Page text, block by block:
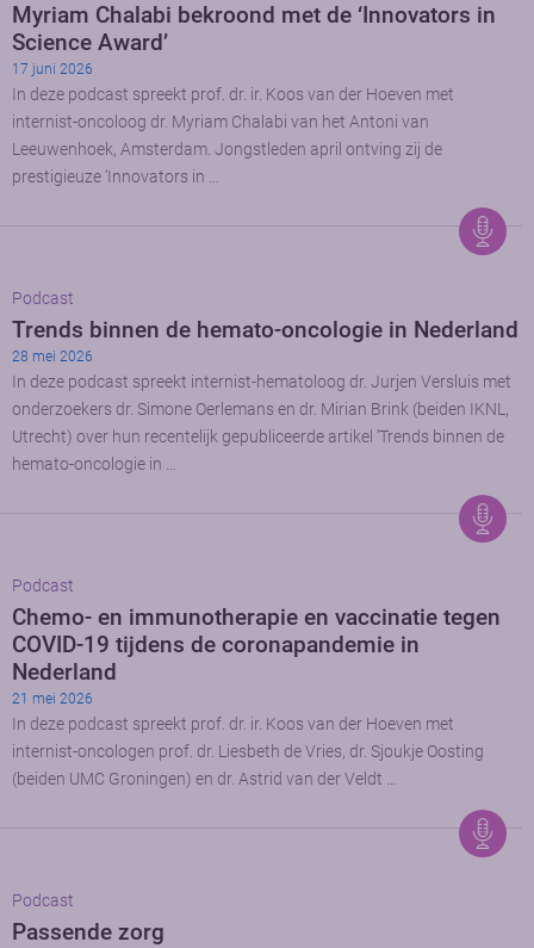
Myriam Chalabi bekroond met de ‘Innovators in
Science Award’
17 juni 2026
In deze podcast spreekt prof. dr. ir. Koos van der Hoeven met
internist-oncoloog dr. Myriam Chalabi van het Antoni van
Leeuwenhoek, Amsterdam. Jongstleden april ontving zij de
prestigieuze ‘Innovators in …
Podcast
Trends binnen de hemato-oncologie in Nederland
28 mei 2026
In deze podcast spreekt internist-hematoloog dr. Jurjen Versluis met
onderzoekers dr. Simone Oerlemans en dr. Mirian Brink (beiden IKNL,
Utrecht) over hun recentelijk gepubliceerde artikel ‘Trends binnen de
hemato-oncologie in …
Podcast
Chemo- en immunotherapie en vaccinatie tegen
COVID-19 tijdens de coronapandemie in
Nederland
21 mei 2026
In deze podcast spreekt prof. dr. ir. Koos van der Hoeven met
internist-oncologen prof. dr. Liesbeth de Vries, dr. Sjoukje Oosting
(beiden UMC Groningen) en dr. Astrid van der Veldt …
Podcast
Passende zorg